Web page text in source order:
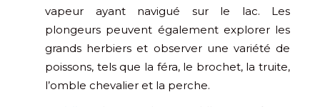
vapeur ayant navigué sur le lac. Les
plongeurs peuvent également explorer les
grands herbiers et observer une variété de
poissons, tels que la féra, le brochet, la truite,
l’omble chevalier et la perche.